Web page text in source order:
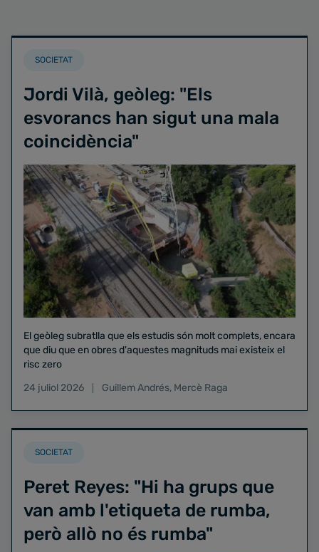
SOCIETAT
Jordi Vilà, geòleg: "Els
esvorancs han sigut una mala
coincidència"
El geòleg subratlla que els estudis són molt complets, encara
que diu que en obres d'aquestes magnituds mai existeix el
risc zero
24 juliol 2026
Guillem Andrés, Mercè Raga
SOCIETAT
Peret Reyes: "Hi ha grups que
van amb l'etiqueta de rumba,
però allò no és rumba"